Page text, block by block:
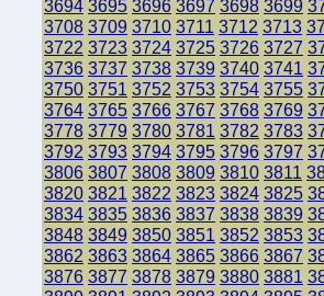
3694 3695 3696 3697 3698 3699
3708 3709 3710 3711 3712 3713
3722 3723 3724 3725 3726 3727
3736 3737 3738 3739 3740 3741
3750 3751 3752 3753 3754 3755
3764 3765 3766 3767 3768 3769
3778 3779 3780 3781 3782 3783
3792 3793 3794 3795 3796 3797
3806 3807 3808 3809 3810 3811
3820 3821 3822 3823 3824 3825
3834 3835 3836 3837 3838 3839
3848 3849 3850 3851 3852 3853
3862 3863 3864 3865 3866 3867
3876 3877 3878 3879 3880 3881